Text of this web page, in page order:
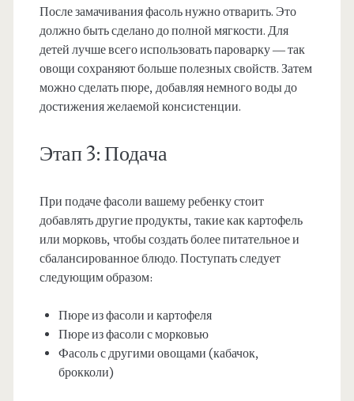
После замачивания фасоль нужно отварить. Это
должно быть сделано до полной мягкости. Для
детей лучше всего использовать пароварку — так
овощи сохраняют больше полезных свойств. Затем
можно сделать пюре, добавляя немного воды до
достижения желаемой консистенции.
Этап 3: Подача
При подаче фасоли вашему ребенку стоит
добавлять другие продукты, такие как картофель
или морковь, чтобы создать более питательное и
сбалансированное блюдо. Поступать следует
следующим образом:
Пюре из фасоли и картофеля
Пюре из фасоли с морковью
Фасоль с другими овощами (кабачок,
брокколи)